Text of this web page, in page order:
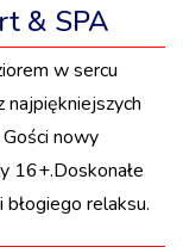
& SPA
w sercu
nowy
16+.Doskonałe
relaksu.